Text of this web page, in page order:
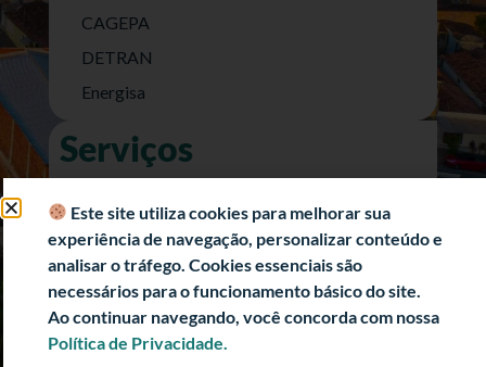
CAGEPA
DETRAN
Energisa
Serviços
Nota Fiscal Eletrônica
e-SIC (Acesso a Informação)
Transparência Fiscal
História
Informações Turísticas
Este site utiliza cookies para melhorar sua
experiência de navegação, personalizar conteúdo e
analisar o tráfego. Cookies essenciais são
necessários para o funcionamento básico do site.
Ao continuar navegando, você concorda com nossa
Política de Privacidade.